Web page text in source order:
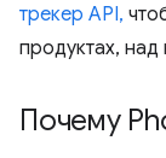
трекер API,
продуктах,
Почему